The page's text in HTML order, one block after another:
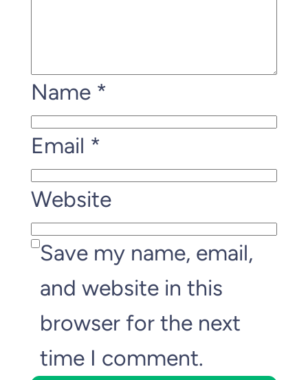
Name *
Email *
Website
Save my name, email,
and website in this
browser for the next
time I comment.